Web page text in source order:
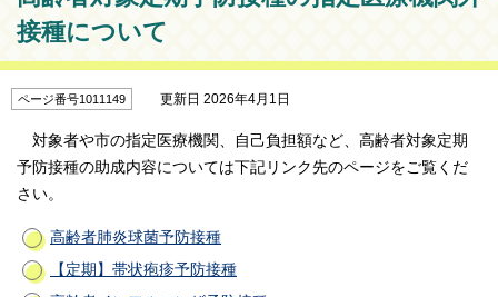
接種について
ページ番号1011149 更新日 2026年4月1日
対象者や市の指定医療機関、自己負担額など、高齢者対象定期
予防接種の助成内容については下記リンク先のページをご覧くだ
さい。
高齢者肺炎球菌予防接種
【定期】帯状疱疹予防接種